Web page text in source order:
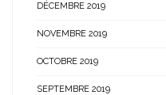
DÉCEMBRE 2019
NOVEMBRE 2019
OCTOBRE 2019
SEPTEMBRE 2019